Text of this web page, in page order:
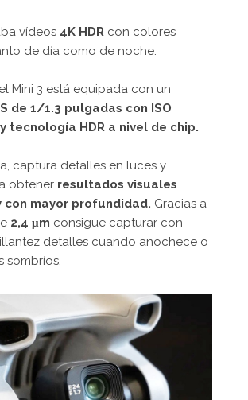
vídeos 4K HDR con colores
de día como de noche.
Mini 3 está equipada con un
de 1/1.3 pulgadas con ISO
tecnología HDR a nivel de chip.
captura detalles en luces y
obtener resultados visuales
con mayor profundidad. Gracias a
2,4 μm consigue capturar con
detalles cuando anochece o
sombríos.